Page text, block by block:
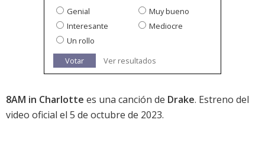
Genial
Muy bueno
Interesante
Mediocre
Un rollo
Votar
Ver resultados
8AM in Charlotte es una canción de Drake. Estreno del
video oficial el 5 de octubre de 2023.